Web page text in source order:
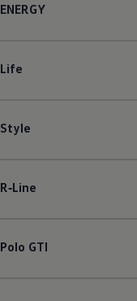
ENERGY
Life
Style
R‑Line
Polo GTI